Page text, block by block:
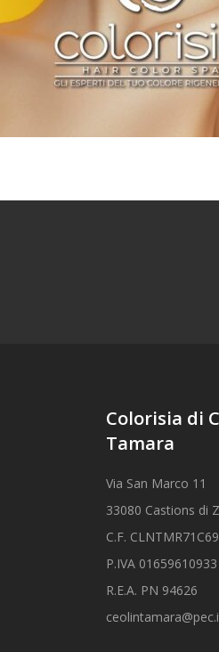
Colorisia di
Tamara
Via San Marco 11
33080 Castions di
C.F.
P.IVA 01659610933
R.E.A. PN 94626